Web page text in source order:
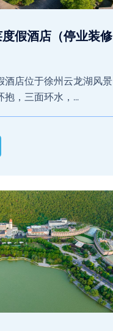
假酒店（停业装修
酒店位于徐州云龙湖风景
，三面环水，...